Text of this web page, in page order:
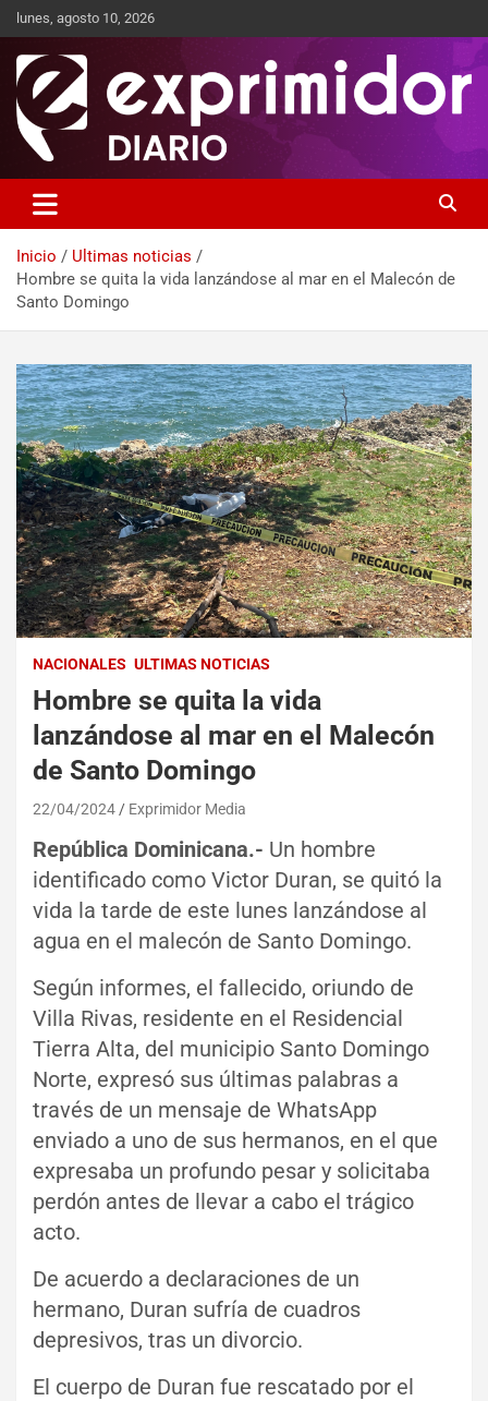
lunes, agosto 10, 2026
Exprimidor media
Inicio
Ultimas noticias
Hombre se quita la vida lanzándose al mar en el Malecón de
Santo Domingo
NACIONALES ULTIMAS NOTICIAS
Hombre se quita la vida
lanzándose al mar en el Malecón
de Santo Domingo
22/04/2024 Exprimidor Media
República Dominicana.- Un hombre
identificado como Victor Duran, se quitó la
vida la tarde de este lunes lanzándose al
agua en el malecón de Santo Domingo.
Según informes, el fallecido, oriundo de
Villa Rivas, residente en el Residencial
Tierra Alta, del municipio Santo Domingo
Norte, expresó sus últimas palabras a
través de un mensaje de WhatsApp
enviado a uno de sus hermanos, en el que
expresaba un profundo pesar y solicitaba
perdón antes de llevar a cabo el trágico
acto.
De acuerdo a declaraciones de un
hermano, Duran sufría de cuadros
depresivos, tras un divorcio.
El cuerpo de Duran fue rescatado por el